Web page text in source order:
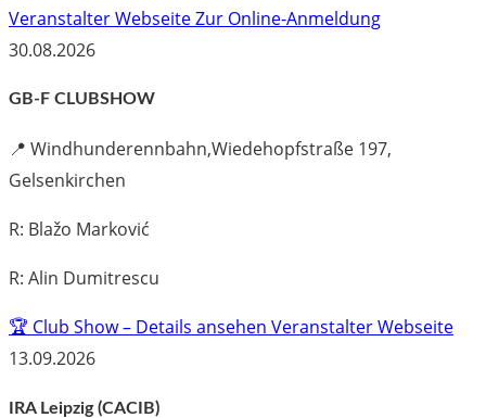
Veranstalter WebseiteZur Online-Anmeldung
30.08.2026
GB-F CLUBSHOW
📍 Windhunderennbahn,Wiedehopfstraße 197,
Gelsenkirchen
R: Blažo Marković
R: Alin Dumitrescu
🏆 Club Show – Details ansehen Veranstalter Webseite
13.09.2026
IRA Leipzig (CACIB)